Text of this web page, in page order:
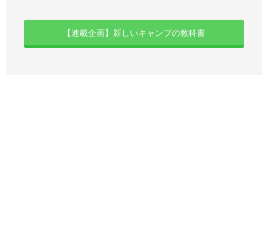
【連載企画】新しいキャンプの教科書